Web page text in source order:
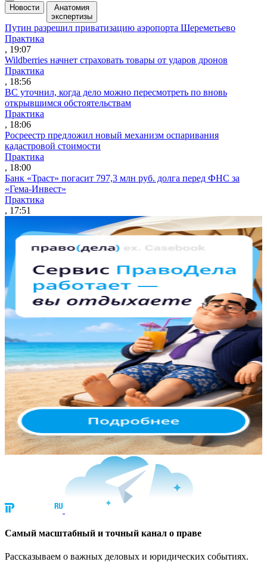
Новости
Анатомия
экспертизы
Путин разрешил приватизацию аэропорта Шереметьево
Практика
, 19:07
Wildberries начнет страховать товары от ударов дронов
Практика
, 18:56
ВС уточнил, когда дело можно пересмотреть по вновь
открывшимся обстоятельствам
Практика
, 18:06
Росреестр предложил новый механизм оспаривания
кадастровой стоимости
Практика
, 18:00
Банк «Траст» погасит 797,3 млн руб. долга перед ФНС за
«Гема-Инвест»
Практика
, 17:51
Cамый масштабный и точный канал о праве
Рассказываем о важных деловых и юридических событиях.